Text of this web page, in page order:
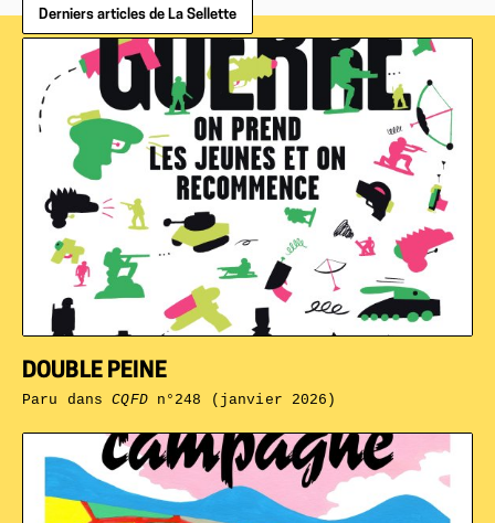
Derniers articles de La Sellette
DOUBLE PEINE
Paru dansCQFDn°248 (janvier 2026)